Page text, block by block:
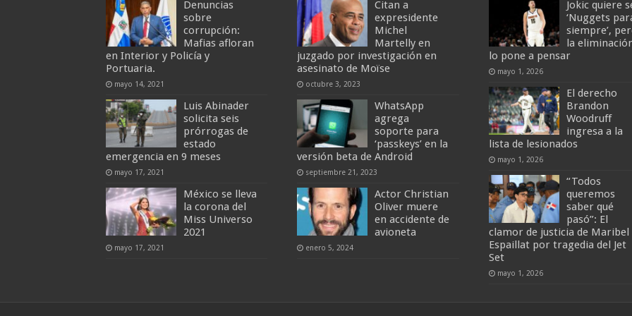
Denuncias
sobre
corrupción:
Mafias afloran
en Interior y Policía y
Portuaria.
mayo 14, 2021
Luis Abinader
solicita seis
prórrogas de
estado
emergencia en 9 meses
mayo 17, 2021
México se lleva
la corona del
Miss Universo
2021
mayo 17, 2021
Citan a
expresidente
Michel
Martelly en
juzgado por investigación en
asesinato de Moïse
octubre 3, 2023
WhatsApp
agrega
soporte para
‘passkeys’ en la
versión beta de Android
septiembre 21, 2023
Actor Christian
Oliver muere
en accidente de
avioneta
enero 5, 2024
Jokic quiere
‘Nuggets
siempre’,
la
lo pone a pensar
mayo 1, 2026
El derecho
Brandon
Woodruff
ingresa a la
lista de lesionados
mayo 1, 2026
“Todos
queremos
saber qué
pasó”: El
clamor de justicia de Maribel
Espaillat por tragedia del Jet
Set
mayo 1, 2026